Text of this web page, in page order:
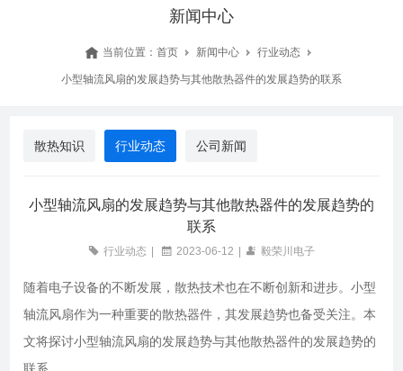
新闻中心
当前位置： 首页 新闻中心 行业动态
小型轴流风扇的发展趋势与其他散热器件的发展趋势的联系
散热知识 行业动态 公司新闻
小型轴流风扇的发展趋势与其他散热器件的发展趋势的
联系
行业动态 2023-06-12 毅荣川电子
随着电子设备的不断发展，散热技术也在不断创新和进步。小型
轴流风扇作为一种重要的散热器件，其发展趋势也备受关注。本
文将探讨小型轴流风扇的发展趋势与其他散热器件的发展趋势的